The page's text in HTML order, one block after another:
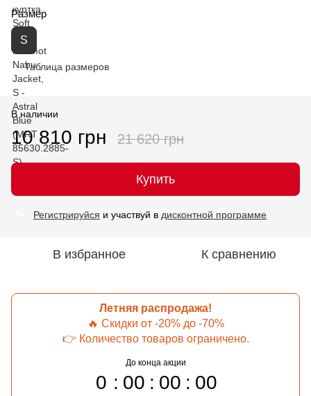
Размер
S
Таблица размеров
В наличии
10 810 грн 21 620 грн
Купить
Регистрируйся и участвуй в дисконтной программе
В избранное К сравнению
Летняя распродажа!
🔥 Скидки от -20% до -70%
👉 Количество товаров ограничено.
До конца акции
0 00 00 00